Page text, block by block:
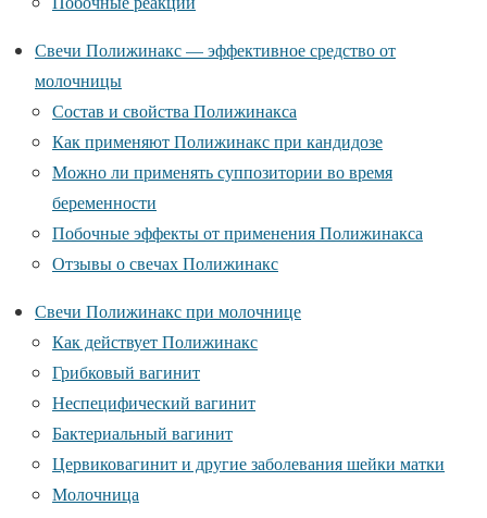
Свечи Полижинакс — эффективное средство от
молочницы
Состав и свойства Полижинакса
Как применяют Полижинакс при кандидозе
Можно ли применять суппозитории во время
беременности
Побочные эффекты от применения Полижинакса
Отзывы о свечах Полижинакс
Свечи Полижинакс при молочнице
Как действует Полижинакс
Грибковый вагинит
Неспецифический вагинит
Бактериальный вагинит
Цервиковагинит и другие заболевания шейки матки
Молочница